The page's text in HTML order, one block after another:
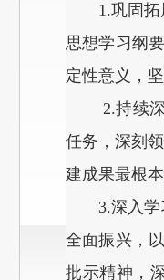
1.巩固
思想学习纲
定性意义，
2.持续
任务，深刻
建成果最根本
3.深入
全面振兴，
批示精神，